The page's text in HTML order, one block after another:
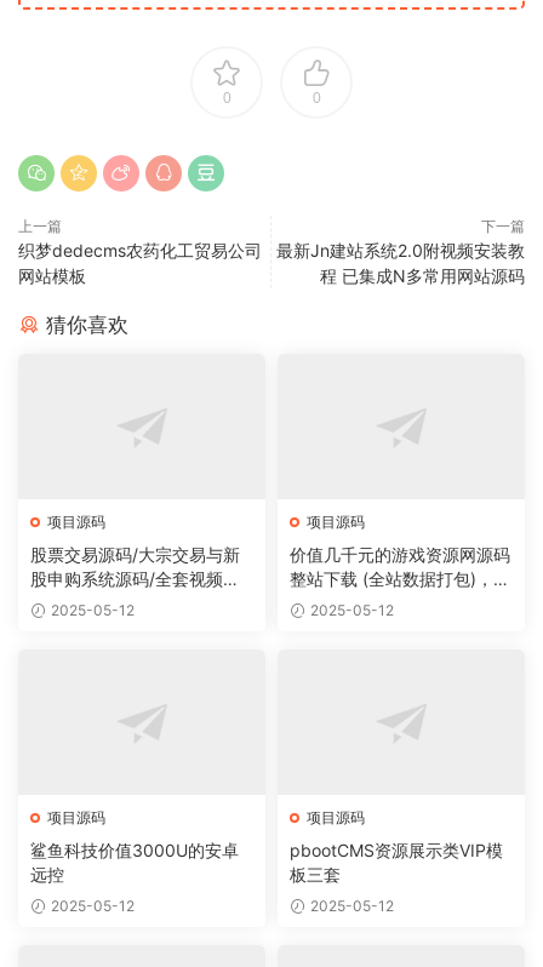
0 0
上一篇
织梦dedecms农药化工贸易公司
网站模板
下一篇
最新Jn建站系统2.0附视频安装教
程 已集成N多常用网站源码
猜你喜欢
项目源码
股票交易源码/大宗交易与新
股申购系统源码/全套视频教
程 2025-05-12
项目源码
价值几千元的游戏资源网源码
整站下载 (全站数据打包)，数
据里面有200多个宝贝。
2025-05-12
项目源码
鲨鱼科技价值3000U的安卓
远控
2025-05-12
项目源码
pbootCMS资源展示类VIP模
板三套
2025-05-12